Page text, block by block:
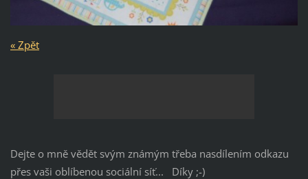
« Zpět
Dejte o mně vědět svým známým třeba nasdílením odkazu
přes vaši oblíbenou sociální síť... Díky ;-)